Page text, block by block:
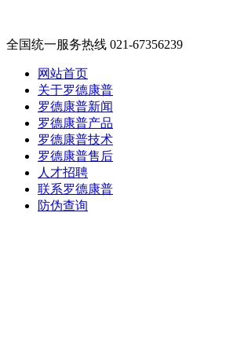
全国统一服务热线 021-67356239
网站首页
关于罗德康普
罗德康普新闻
罗德康普产品
罗德康普技术
罗德康普售后
人才招聘
联系罗德康普
防伪查询